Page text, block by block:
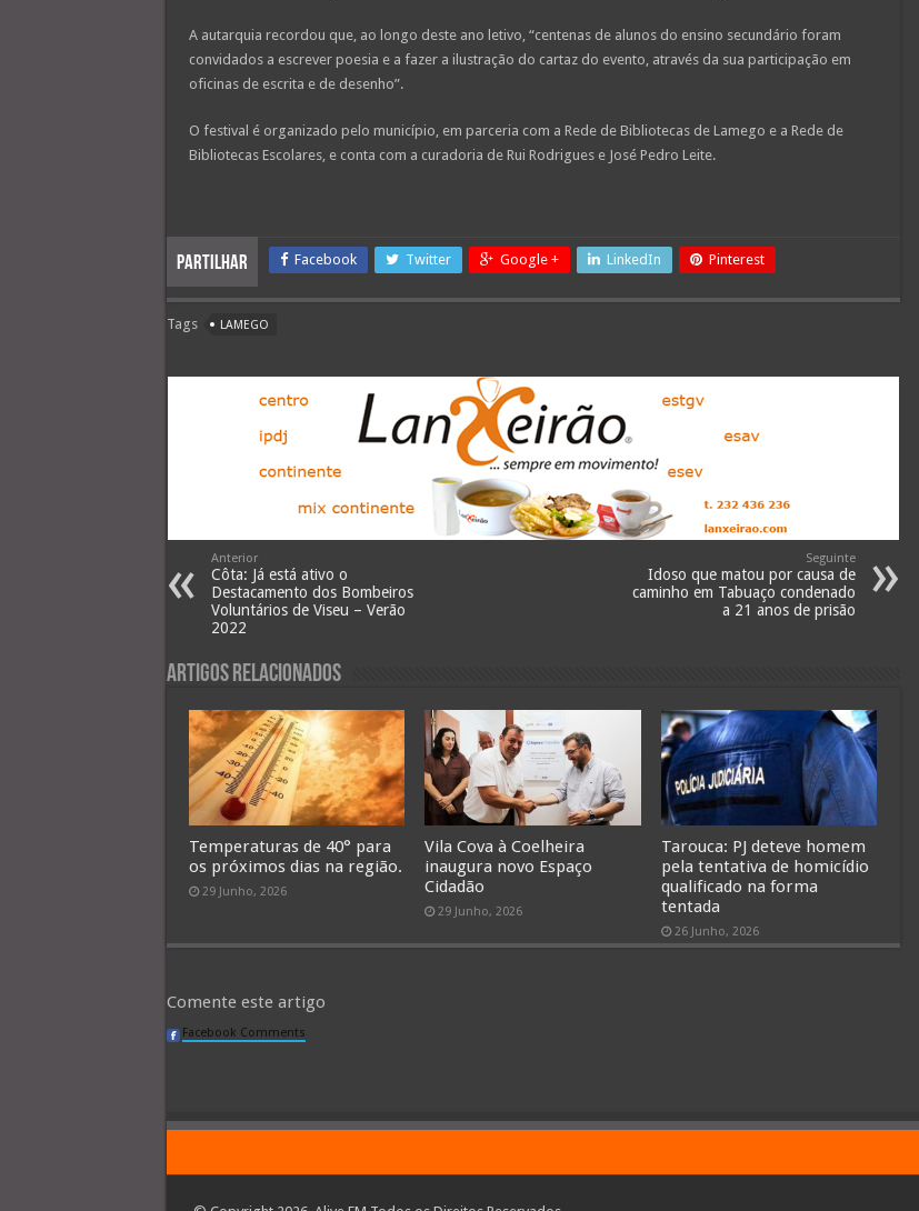
A autarquia recordou que, ao longo deste ano letivo, “centenas de alunos do ensino secundário foram
convidados a escrever poesia e a fazer a ilustração do cartaz do evento, através da sua participação em
oficinas de escrita e de desenho”.
O festival é organizado pelo município, em parceria com a Rede de Bibliotecas de Lamego e a Rede de
Bibliotecas Escolares, e conta com a curadoria de Rui Rodrigues e José Pedro Leite.
Partilhar Facebook Twitter Google + LinkedIn Pinterest
Tags LAMEGO
Anterior
Côta: Já está ativo o
Destacamento dos Bombeiros
Voluntários de Viseu – Verão
2022
Seguinte
Idoso que matou por causa de
caminho em Tabuaço condenado
a 21 anos de prisão
Artigos Relacionados
Temperaturas de 40° para
os próximos dias na região.
29 Junho, 2026
Vila Cova à Coelheira
inaugura novo Espaço
Cidadão
29 Junho, 2026
Tarouca: PJ deteve homem
pela tentativa de homicídio
qualificado na forma
tentada
26 Junho, 2026
Comente este artigo
Facebook Comments